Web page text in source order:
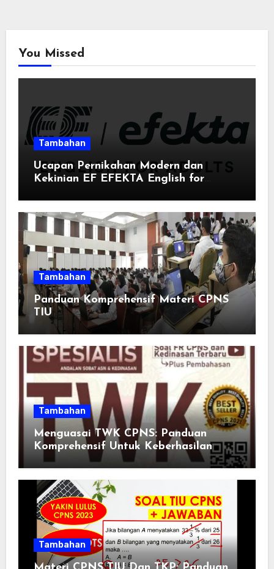
You Missed
Tambahan
Ucapan Pernikahan Modern dan
Kekinian EF EFEKTA English for
Momen Spesial Semakin Berarti
Tambahan
Panduan Komprehensif Materi CPNS
TIU
Tambahan
Menguasai TWK CPNS: Panduan
Komprehensif Untuk Keberhasilan
Tambahan